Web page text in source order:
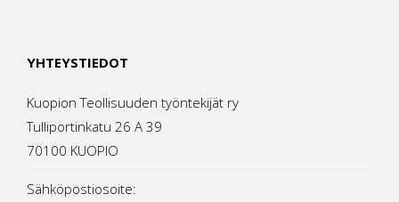
YHTEYSTIEDOT
Kuopion Teollisuuden työntekijät ry
Tulliportinkatu 26 A 39
70100 KUOPIO
Sähköpostiosoite: